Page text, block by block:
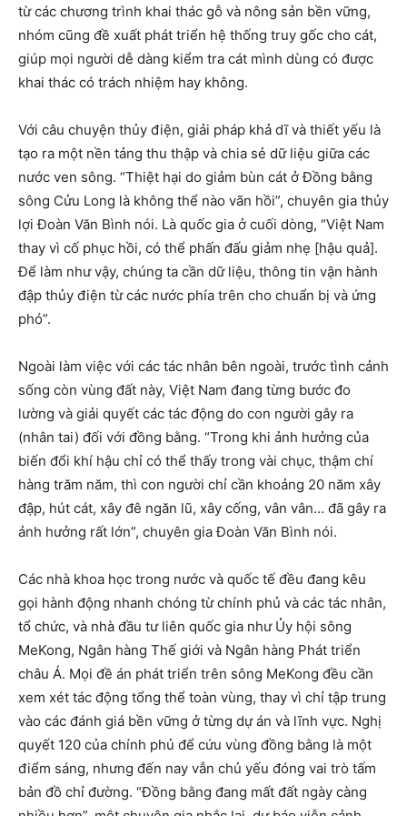
từ các chương trình khai thác gỗ và nông sản bền vững,
nhóm cũng đề xuất phát triển hệ thống truy gốc cho cát,
giúp mọi người dễ dàng kiểm tra cát mình dùng có được
khai thác có trách nhiệm hay không.
Với câu chuyện thủy điện, giải pháp khả dĩ và thiết yếu là
tạo ra một nền tảng thu thập và chia sẻ dữ liệu giữa các
nước ven sông. “Thiệt hại do giảm bùn cát ở Đồng bằng
sông Cửu Long là không thể nào vãn hồi”, chuyên gia thủy
lợi Đoàn Văn Bình nói. Là quốc gia ở cuối dòng, “Việt Nam
thay vì cố phục hồi, có thể phấn đấu giảm nhẹ [hậu quả].
Để làm như vậy, chúng ta cần dữ liệu, thông tin vận hành
đập thủy điện từ các nước phía trên cho chuẩn bị và ứng
phó”.
Ngoài làm việc với các tác nhân bên ngoài, trước tình cảnh
sống còn vùng đất này, Việt Nam đang từng bước đo
lường và giải quyết các tác động do con người gây ra
(nhân tai) đối với đồng bằng. “Trong khi ảnh hưởng của
biến đổi khí hậu chỉ có thể thấy trong vài chục, thậm chí
hàng trăm năm, thì con người chỉ cần khoảng 20 năm xây
đập, hút cát, xây đê ngăn lũ, xây cống, vân vân… đã gây ra
ảnh hưởng rất lớn”, chuyên gia Đoàn Văn Bình nói.
Các nhà khoa học trong nước và quốc tế đều đang kêu
gọi hành động nhanh chóng từ chính phủ và các tác nhân,
tổ chức, và nhà đầu tư liên quốc gia như Ủy hội sông
MeKong, Ngân hàng Thế giới và Ngân hàng Phát triển
châu Á. Mọi đề án phát triển trên sông MeKong đều cần
xem xét tác động tổng thể toàn vùng, thay vì chỉ tập trung
vào các đánh giá bền vững ở từng dự án và lĩnh vực. Nghị
quyết 120 của chính phủ để cứu vùng đồng bằng là một
điểm sáng, nhưng đến nay vẫn chủ yếu đóng vai trò tấm
bản đồ chỉ đường. “Đồng bằng đang mất đất ngày càng